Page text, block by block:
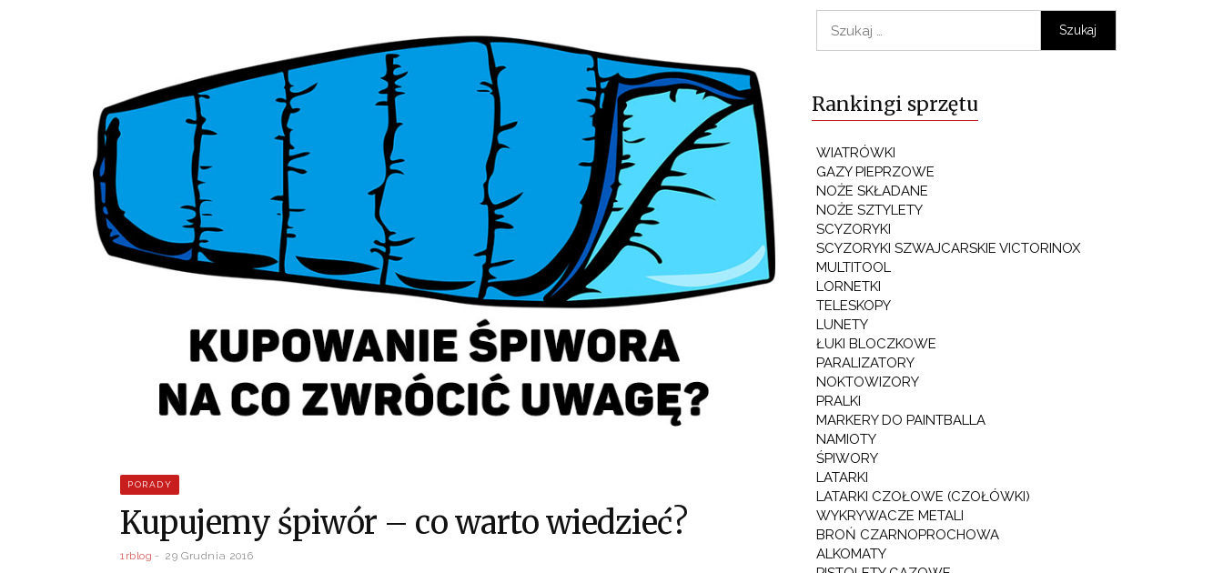
PORADY
Kupujemy śpiwór – co warto wiedzieć?
1rblog 29 Grudnia 2016
Rankingi sprzętu
WIATRÓWKI
GAZY PIEPRZOWE
NOŻE SKŁADANE
NOŻE SZTYLETY
SCYZORYKI
SCYZORYKI SZWAJCARSKIE VICTORINOX
MULTITOOL
LORNETKI
TELESKOPY
LUNETY
ŁUKI BLOCZKOWE
PARALIZATORY
NOKTOWIZORY
PRALKI
MARKERY DO PAINTBALLA
NAMIOTY
ŚPIWORY
LATARKI
LATARKI CZOŁOWE (CZOŁÓWKI)
WYKRYWACZE METALI
BROŃ CZARNOPROCHOWA
ALKOMATY